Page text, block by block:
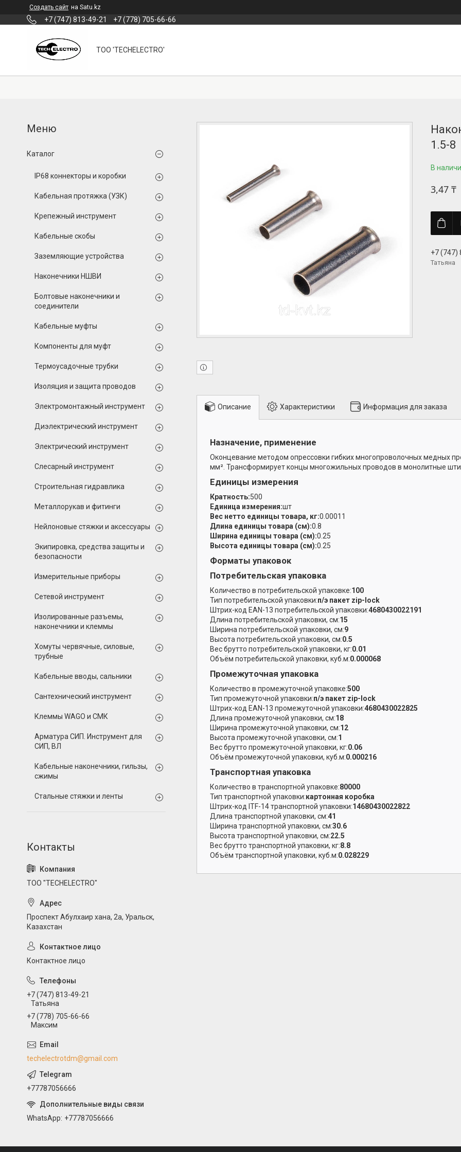
Создать сайт на Satu.kz
+7 (747) 813-49-21 +7 (778) 705-66-66
ТОО 'TECHELECTRO'
1.5-8
В
3,47 ₸
+7 (747)
Татьяна
Описание Характеристики Информация для заказа
Назначение, применение
Оконцевание методом опрессовки гибких многопроволочных медных
мм². Трансформирует концы многожильных проводов в монолитные
Единицы измерения
Кратность:500
Единица измерения:шт
Вес нетто единицы товара, кг:0.00011
Длина единицы товара (см):0.8
Ширина единицы товара (см):0.25
Высота единицы товара (см):0.25
Форматы упаковок
Потребительская упаковка
Количество в потребительской упаковке:100
Тип потребительской упаковки:п/э пакет zip-lock
Штрих-код EAN-13 потребительской упаковки:4680430022191
Длина потребительской упаковки, см:15
Ширина потребительской упаковки, см:9
Высота потребительской упаковки, см:0.5
Вес брутто потребительской упаковки, кг:0.01
Объём потребительской упаковки, куб.м:0.000068
Промежуточная упаковка
Количество в промежуточной упаковке:500
Тип промежуточной упаковки:п/э пакет zip-lock
Штрих-код EAN-13 промежуточной упаковки:4680430022825
Длина промежуточной упаковки, см:18
Ширина промежуточной упаковки, см:12
Высота промежуточной упаковки, см:1
Вес брутто промежуточной упаковки, кг:0.06
Объём промежуточной упаковки, куб.м:0.000216
Транспортная упаковка
Количество в транспортной упаковке:80000
Тип транспортной упаковки:картонная коробка
Штрих-код ITF-14 транспортной упаковки:14680430022822
Длина транспортной упаковки, см:41
Ширина транспортной упаковки, см:30.6
Высота транспортной упаковки, см:22.5
Вес брутто транспортной упаковки, кг:8.8
Объём транспортной упаковки, куб.м:0.028229
Каталог
IP68 коннекторы и коробки
Кабельная протяжка (УЗК)
Крепежный инструмент
Кабельные скобы
Заземляющие устройства
Наконечники НШВИ
Болтовые наконечники и
соединители
Кабельные муфты
Компоненты для муфт
Термоусадочные трубки
Изоляция и защита проводов
Электромонтажный инструмент
Диэлектрический инструмент
Электрический инструмент
Слесарный инструмент
Строительная гидравлика
Металлорукав и фитинги
Нейлоновые стяжки и аксессуары
Экипировка, средства защиты и
безопасности
Измерительные приборы
Сетевой инструмент
Изолированные разъемы,
наконечники и клеммы
Хомуты червячные, силовые,
трубные
Кабельные вводы, сальники
Сантехнический инструмент
Клеммы WAGO и СМК
Арматура СИП. Инструмент для
СИП, ВЛ
Кабельные наконечники, гильзы,
сжимы
Стальные стяжки и ленты
ТОО "TECHELECTRO"
Проспект Абулхаир хана, 2а, Уральск,
Казахстан
Контактное лицо
+7 (747) 813-49-21
Татьяна
+7 (778) 705-66-66
Максим
techelectrotdm@gmail.com
+77787056666
WhatsApp +77787056666